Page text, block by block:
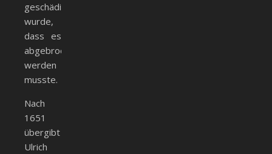
geschädigt
wurde,
dass es
abgebrochen
werden
musste.
Nach
1651
übergibt
Ulrich